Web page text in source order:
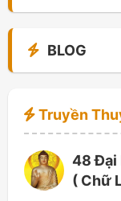
BLOG
Truyền
48 Đại
( Chữ